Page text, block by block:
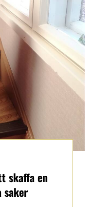
skaffa en
saker